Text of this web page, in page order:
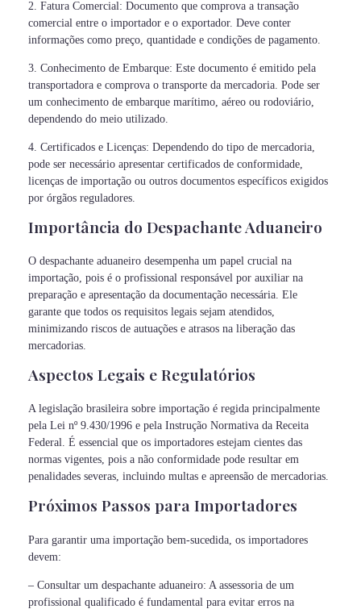
2. Fatura Comercial: Documento que comprova a transação
comercial entre o importador e o exportador. Deve conter
informações como preço, quantidade e condições de pagamento.
3. Conhecimento de Embarque: Este documento é emitido pela
transportadora e comprova o transporte da mercadoria. Pode ser
um conhecimento de embarque marítimo, aéreo ou rodoviário,
dependendo do meio utilizado.
4. Certificados e Licenças: Dependendo do tipo de mercadoria,
pode ser necessário apresentar certificados de conformidade,
licenças de importação ou outros documentos específicos exigidos
por órgãos reguladores.
Importância do Despachante Aduaneiro
O despachante aduaneiro desempenha um papel crucial na
importação, pois é o profissional responsável por auxiliar na
preparação e apresentação da documentação necessária. Ele
garante que todos os requisitos legais sejam atendidos,
minimizando riscos de autuações e atrasos na liberação das
mercadorias.
Aspectos Legais e Regulatórios
A legislação brasileira sobre importação é regida principalmente
pela Lei nº 9.430/1996 e pela Instrução Normativa da Receita
Federal. É essencial que os importadores estejam cientes das
normas vigentes, pois a não conformidade pode resultar em
penalidades severas, incluindo multas e apreensão de mercadorias.
Próximos Passos para Importadores
Para garantir uma importação bem-sucedida, os importadores
devem:
– Consultar um despachante aduaneiro: A assessoria de um
profissional qualificado é fundamental para evitar erros na